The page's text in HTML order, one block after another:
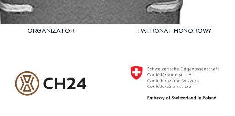
ORGANIZATOR PATRONAT HONOROWY